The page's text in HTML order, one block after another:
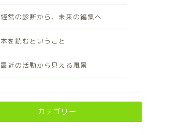
経営の診断から、未来の編集へ
本を読むということ
最近の活動から見える風景
カテゴリー